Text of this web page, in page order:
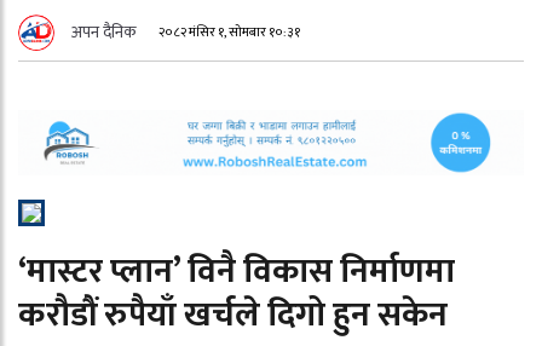
अपन दैनिक २०८२ मंसिर १, सोमबार १०:३१
‘मास्टर प्लान’ विनै विकास निर्माणमा
करौडौं रुपैयाँ खर्चले दिगो हुन सकेन